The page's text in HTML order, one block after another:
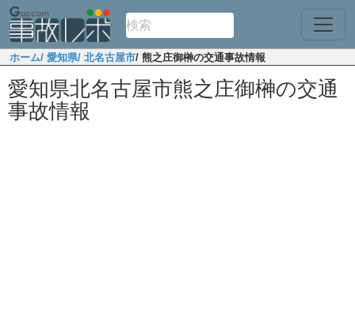
ホーム/ 愛知県/ 北名古屋市/ 熊之庄御榊の交通事故情報
愛知県北名古屋市熊之庄御榊の交通
事故情報